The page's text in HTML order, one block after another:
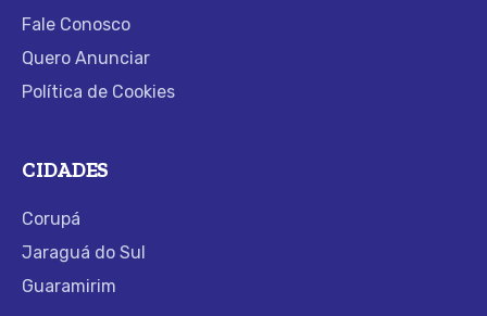
Fale Conosco
Quero Anunciar
Política de Cookies
CIDADES
Corupá
Jaraguá do Sul
Guaramirim